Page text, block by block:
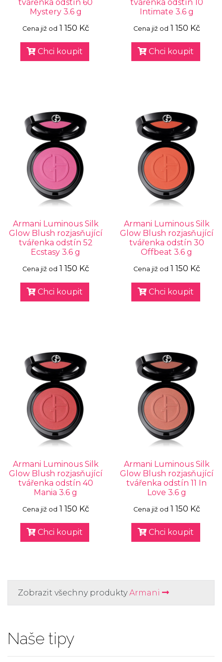
tvářenka odstín 60
Mystery 3.6 g
Cena již od 1 150 Kč
Chci koupit
tvářenka odstín 10
Intimate 3.6 g
Cena již od 1 150 Kč
Chci koupit
Armani Luminous Silk
Glow Blush rozjasňující
tvářenka odstín 52
Ecstasy 3.6 g
Cena již od 1 150 Kč
Chci koupit
Armani Luminous Silk
Glow Blush rozjasňující
tvářenka odstín 30
Offbeat 3.6 g
Cena již od 1 150 Kč
Chci koupit
Armani Luminous Silk
Glow Blush rozjasňující
tvářenka odstín 40
Mania 3.6 g
Cena již od 1 150 Kč
Chci koupit
Armani Luminous Silk
Glow Blush rozjasňující
tvářenka odstín 11 In
Love 3.6 g
Cena již od 1 150 Kč
Chci koupit
Zobrazit všechny produktyArmani
Naše tipy